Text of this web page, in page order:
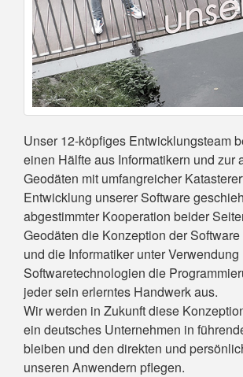
Unser 12-köpfiges Entwicklungsteam
einen Hälfte aus Informatikern und zur
Geodäten mit umfangreicher
Entwicklung unserer Software
abgestimmter Kooperation beider
Geodäten die Konzeption der
und die Informatiker unter
Softwaretechnologien die
jeder sein erlerntes Handwerk aus.
Wir werden in Zukunft diese
ein deutsches Unternehmen in
bleiben und den direkten und
unseren Anwendern pflegen.